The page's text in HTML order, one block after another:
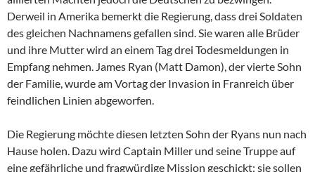
Derweil in Amerika bemerkt die Regierung, dass drei Soldaten
des gleichen Nachnamens gefallen sind. Sie waren alle Brüder
und ihre Mutter wird an einem Tag drei Todesmeldungen in
Empfang nehmen. James Ryan (Matt Damon), der vierte Sohn
der Familie, wurde am Vortag der Invasion in Franreich über
feindlichen Linien abgeworfen.
Die Regierung möchte diesen letzten Sohn der Ryans nun nach
Hause holen. Dazu wird Captain Miller und seine Truppe auf
eine gefährliche und fragwürdige Mission geschickt: sie sollen